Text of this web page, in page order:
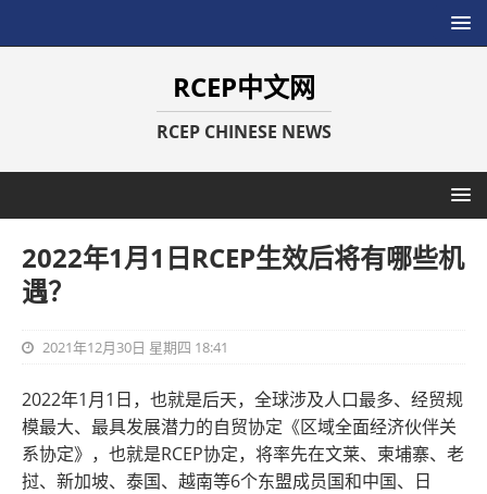
RCEP中文网
RCEP CHINESE NEWS
2022年1月1日RCEP生效后将有哪些机
遇？
2021年12月30日 星期四 18:41
2022年1月1日，也就是后天，全球涉及人口最多、经贸规
模最大、最具发展潜力的自贸协定《区域全面经济伙伴关
系协定》，也就是RCEP协定，将率先在文莱、柬埔寨、老
挝、新加坡、泰国、越南等6个东盟成员国和中国、日